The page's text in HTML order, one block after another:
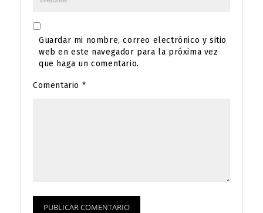
Guardar mi nombre, correo electrónico y sitio
web en este navegador para la próxima vez
que haga un comentario.
Comentario *